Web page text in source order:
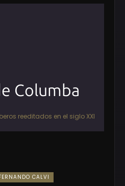
Columba
reeditados en el siglo XXI
CALVI